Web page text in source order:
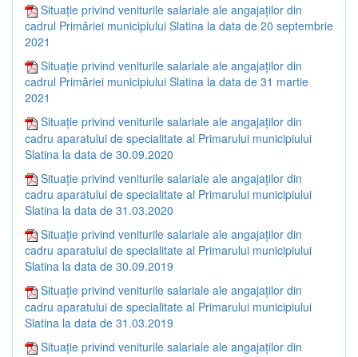
Situație privind veniturile salariale ale angajaților din
cadrul Primăriei municipiului Slatina la data de 20 septembrie
2021
Situație privind veniturile salariale ale angajaților din
cadrul Primăriei municipiului Slatina la data de 31 martie
2021
Situație privind veniturile salariale ale angajaților din
cadru aparatului de specialitate al Primarului municipiului
Slatina la data de 30.09.2020
Situație privind veniturile salariale ale angajaților din
cadru aparatului de specialitate al Primarului municipiului
Slatina la data de 31.03.2020
Situație privind veniturile salariale ale angajaților din
cadru aparatului de specialitate al Primarului municipiului
Slatina la data de 30.09.2019
Situație privind veniturile salariale ale angajaților din
cadru aparatului de specialitate al Primarului municipiului
Slatina la data de 31.03.2019
Situație privind veniturile salariale ale angajaților din